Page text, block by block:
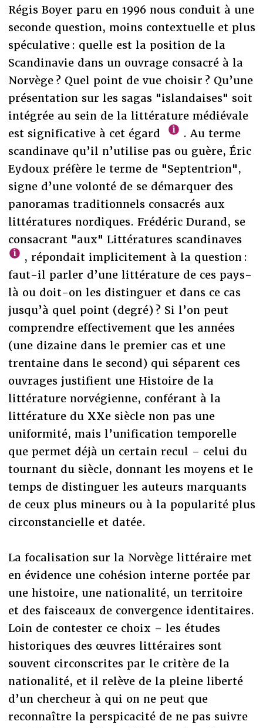
Régis Boyer paru en 1996 nous conduit à une
seconde question, moins contextuelle et plus
spéculative : quelle est la position de la
Scandinavie dans un ouvrage consacré à la
Norvège ? Quel point de vue choisir ? Qu’une
présentation sur les sagas "islandaises" soit
intégrée au sein de la littérature médiévale
est significative à cet égard
. Au terme
scandinave qu’il n’utilise pas ou guère, Éric
Eydoux préfère le terme de "Septentrion",
signe d’une volonté de se démarquer des
panoramas traditionnels consacrés aux
littératures nordiques. Frédéric Durand, se
consacrant "aux" Littératures scandinaves
, répondait implicitement à la question :
faut-il parler d’une littérature de ces pays-
là ou doit-on les distinguer et dans ce cas
jusqu’à quel point (degré) ? Si l’on peut
comprendre effectivement que les années
(une dizaine dans le premier cas et une
trentaine dans le second) qui séparent ces
ouvrages justifient une Histoire de la
littérature norvégienne, conférant à la
littérature du XXe siècle non pas une
uniformité, mais l’unification temporelle
que permet déjà un certain recul – celui du
tournant du siècle, donnant les moyens et le
temps de distinguer les auteurs marquants
de ceux plus mineurs ou à la popularité plus
circonstancielle et datée.
La focalisation sur la Norvège littéraire met
en évidence une cohésion interne portée par
une histoire, une nationalité, un territoire
et des faisceaux de convergence identitaires.
Loin de contester ce choix – les études
historiques des œuvres littéraires sont
souvent circonscrites par le critère de la
nationalité, et il relève de la pleine liberté
d’un chercheur à qui on ne peut que
reconnaître la perspicacité de ne pas suivre